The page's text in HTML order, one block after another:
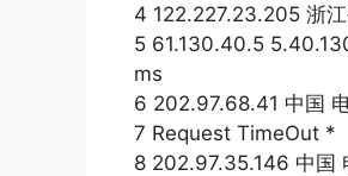
4 122.227.23.205 浙
5 61.130.40.5
ms
6 202.97.68.41 中国
7 Request TimeOut *
8 202.97.35.146 中国